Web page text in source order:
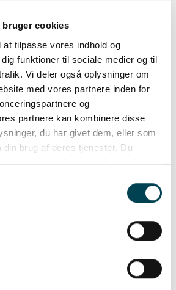
bruger cookies
tilpasse vores indhold og
funktioner til sociale medier og til
Vi deler også oplysninger om
med vores partnere inden for
og
partnere kan kombinere disse
du har givet dem, eller som
din brug af deres tjenester. Du
hvis du fortsætter med at
skydning og reducere
i fokus
er at støtte projekter, der gør
sted at bo og besøge.
på baggrund af, hvor godt de
bæredygtighed, samt kultur- og
arbejder for at skabe et bedre
lyder det fra